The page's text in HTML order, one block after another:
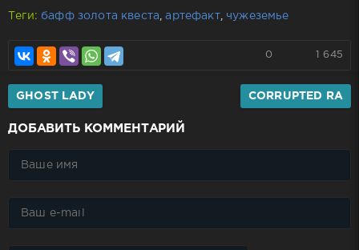
Теги: бафф золота квеста ,артефакт, чужеземье
0 1 645
GHOST LADY CORRUPTED RA
ДОБАВИТЬ КОММЕНТАРИЙ